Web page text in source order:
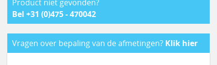
Product niet gevonden?
Bel +31 (0)475 - 470042
Vragen over bepaling van de afmetingen? Klik hier